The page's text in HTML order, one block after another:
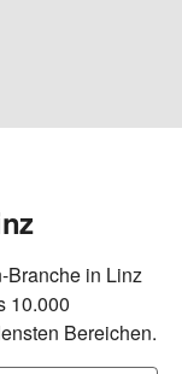
Branche in Linz
10.000
Bereichen.